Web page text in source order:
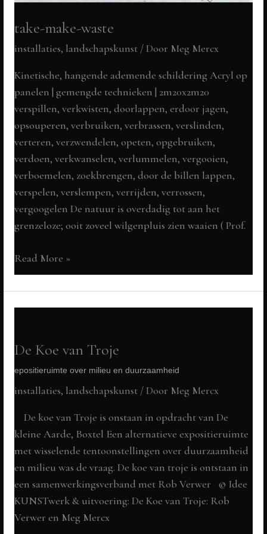
take-make-waste
installaties, landschapskunst / Door Meg Mercx
Kinetische, hangende ademende schildering Acryl op
panelen | gemengde technieken | 2m20x2m20
verspillen, verkwisten, doorlappen, erdoor jagen,
opsouperen, verbruiken, verbrassen, verslinden,
verteren, verzwendelen, opeten, opgebruiken,
verdoen, verkwanselen, verlummelen, vergooien,
verboemelen, zoekbrengen, door de billen lappen,
verspelen, verslempen, verrijden, verrossen,
vergoogelen De natuur is overdadig tot aan het
grenzeloze; ooit zoveel wilgenpluis zien waaien ( Prof.
take-
make-
waste
Read More »
De Koe van Troje
epositieruimte over milieu en duurzaamheid
installaties, landschapskunst / Door Meg Mercx
De koe van Troje is onstaan in opdracht van De
kleine Aarde, Boxtel Een alternatieve expositieruimte
met wisselende tentoonstellingen over duurzaamheid
en milieu was de vraag. De koe van troje is ontstaan in
een samenwerkingsverband met Rob Verwer © Idee
KUNSTwerk & uitvoering: De Koe van Troje: Rob
Verwer en Meg Mercx